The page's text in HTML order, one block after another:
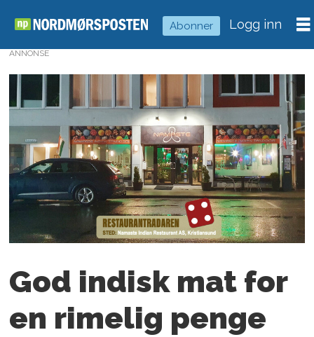
Abonner Logg inn
ANNONSE
God indisk mat for
en rimelig penge